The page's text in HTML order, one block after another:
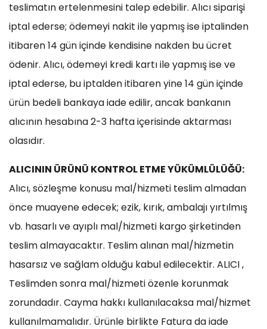
teslimatın ertelenmesini talep edebilir. Alıcı siparişi
iptal ederse; ödemeyi nakit ile yapmış ise iptalinden
itibaren 14 gün içinde kendisine nakden bu ücret
ödenir. Alıcı, ödemeyi kredi kartı ile yapmış ise ve
iptal ederse, bu iptalden itibaren yine 14 gün içinde
ürün bedeli bankaya iade edilir, ancak bankanın
alıcının hesabına 2-3 hafta içerisinde aktarması
olasıdır.
ALICININ ÜRÜNÜ KONTROL ETME YÜKÜMLÜLÜĞÜ:
Alıcı, sözleşme konusu mal/hizmeti teslim almadan
önce muayene edecek; ezik, kırık, ambalajı yırtılmış
vb. hasarlı ve ayıplı mal/hizmeti kargo şirketinden
teslim almayacaktır. Teslim alınan mal/hizmetin
hasarsız ve sağlam olduğu kabul edilecektir. ALICI ,
Teslimden sonra mal/hizmeti özenle korunmak
zorundadır. Cayma hakkı kullanılacaksa mal/hizmet
kullanılmamalıdır. Ürünle birlikte Fatura da iade